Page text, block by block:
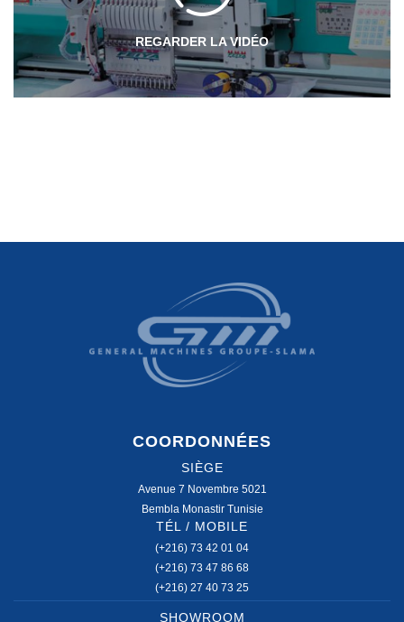
COORDONNÉES
SIÈGE
Avenue 7 Novembre 5021
Bembla Monastir Tunisie
TÉL / MOBILE
(+216) 73 42 01 04
(+216) 73 47 86 68
(+216) 27 40 73 25
SHOWROOM